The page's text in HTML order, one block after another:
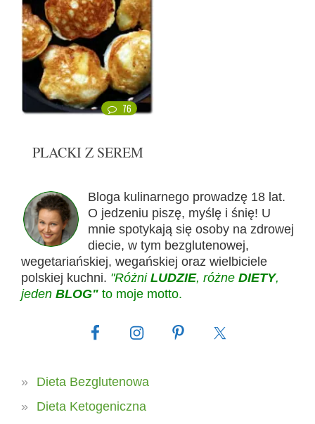
76
PLACKI Z SEREM
Bloga kulinarnego prowadzę 18 lat.
O jedzeniu piszę, myślę i śnię! U
mnie spotykają się osoby na zdrowej
diecie, w tym bezglutenowej,
wegetariańskiej, wegańskiej oraz wielbiciele
polskiej kuchni. "Różni LUDZIE, różne DIETY,
jeden BLOG" to moje motto.
Dieta Bezglutenowa
Dieta Ketogeniczna